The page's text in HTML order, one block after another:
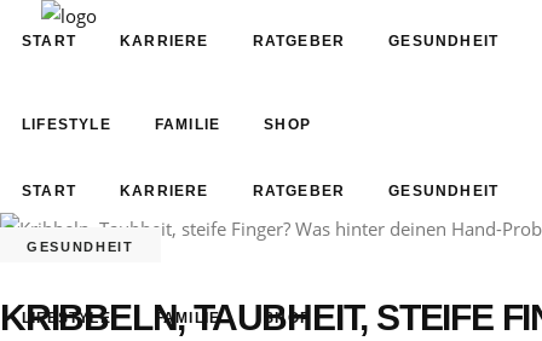
START KARRIERE RATGEBER GESUNDHEIT
LIFESTYLE FAMILIE SHOP
START KARRIERE RATGEBER GESUNDHEIT
LIFESTYLE FAMILIE SHOP
GESUNDHEIT
KRIBBELN, TAUBHEIT, STEIFE